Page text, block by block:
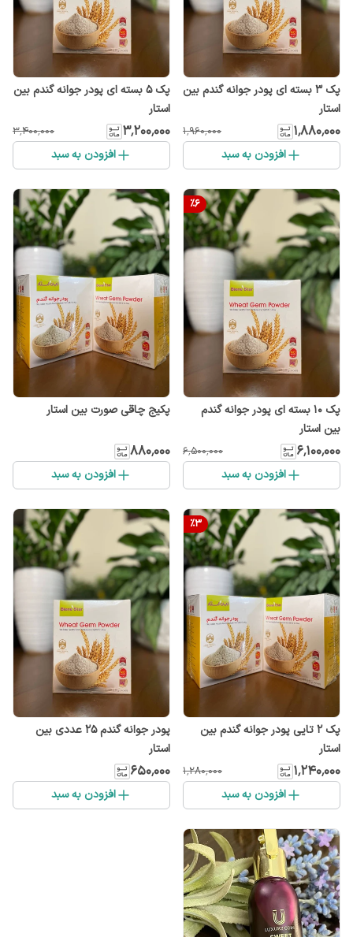
پک 3 بسته ای پودر جوانه گندم بین
استار
۱٬۸۸۰٬۰۰۰ ۱٬۹۶۰٬۰۰۰
افزودن به سبد
پک ۵ بسته ای پودر جوانه گندم بین
استار
۳٬۲۰۰٬۰۰۰ ۳٬۴۰۰٬۰۰۰
افزودن به سبد
%6
پک 10 بسته ای پودر جوانه گندم
بین استار
۶٬۱۰۰٬۰۰۰ ۶٬۵۰۰٬۰۰۰
افزودن به سبد
پکیج چاقی صورت بین استار
۸۸۰٬۰۰۰
افزودن به سبد
%3
پک ۲ تایی پودر جوانه گندم بین
استار
۱٬۲۴۰٬۰۰۰ ۱٬۲۸۰٬۰۰۰
افزودن به سبد
پودر جوانه گندم 25 عددی بین
استار
۶۵۰٬۰۰۰
افزودن به سبد